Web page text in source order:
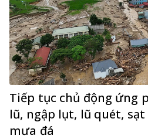
Tiếp tục chủ động ứng
lũ, ngập lụt, lũ quét,
mưa đá